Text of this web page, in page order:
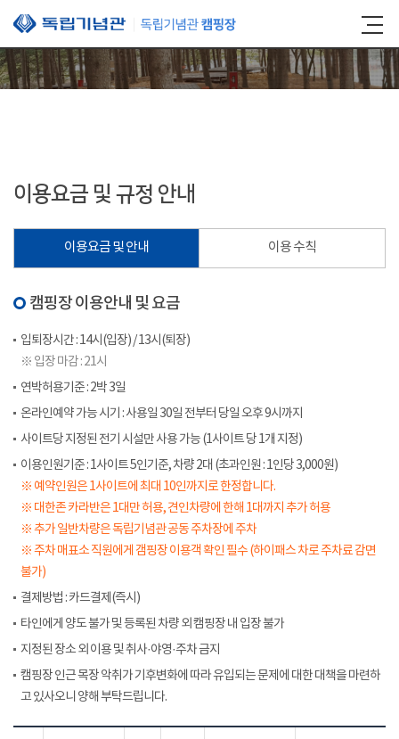
본문 바로가기
이용요금 및 규정 안내
이용요금 및 안내 이용 수칙
캠핑장 이용안내 및 요금
입퇴장시간 : 14시(입장) / 13시(퇴장)
※ 입장 마감 : 21시
연박허용기준 : 2박 3일
온라인예약 가능 시기 : 사용일 30일 전부터 당일 오후 9시까지
사이트당 지정된 전기 시설만 사용 가능 (1사이트 당 1개 지정)
이용인원기준 : 1사이트 5인기준, 차량 2대 (초과인원 : 1인당 3,000원)
※ 예약인원은 1사이트에 최대 10인까지로 한정합니다.
※ 대한존 카라반은 1대만 허용, 견인차량에 한해 1대까지 추가 허용
※ 추가 일반차량은 독립기념관 공동 주차장에 주차
※ 주차 매표소 직원에게 갬핑장 이용객 확인 필수 (하이패스 차로 주차료 감면
불가)
결제방법 : 카드결제(즉시)
타인에게 양도 불가 및 등록된 차량 외 캠핑장 내 입장 불가
지정된 장소 외 이용 및 취사·야영·주차 금지
캠핑장 인근 목장 악취가 기후변화에 따라 유입되는 문제에 대한 대책을 마련하
고 있사오니 양해 부탁드립니다.